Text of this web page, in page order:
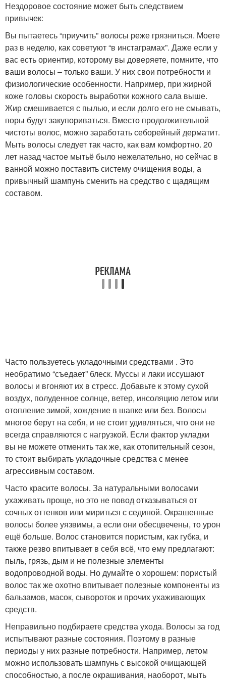
Нездоровое состояние может быть следствием
привычек:
Вы пытаетесь “приучить” волосы реже грязниться. Моете
раз в неделю, как советуют “в инстаграмах”. Даже если у
вас есть ориентир, которому вы доверяете, помните, что
ваши волосы – только ваши. У них свои потребности и
физиологические особенности. Например, при жирной
коже головы скорость выработки кожного сала выше.
Жир смешивается с пылью, и если долго его не смывать,
поры будут закупориваться. Вместо продолжительной
чистоты волос, можно заработать себорейный дерматит.
Мыть волосы следует так часто, как вам комфортно. 20
лет назад частое мытьё было нежелательно, но сейчас в
ванной можно поставить систему очищения воды, а
привычный шампунь сменить на средство с щадящим
составом.
Часто пользуетесь укладочными средствами . Это
необратимо “съедает” блеск. Муссы и лаки иссушают
волосы и вгоняют их в стресс. Добавьте к этому сухой
воздух, полуденное солнце, ветер, инсоляцию летом или
отопление зимой, хождение в шапке или без. Волосы
многое берут на себя, и не стоит удивляться, что они не
всегда справляются с нагрузкой. Если фактор укладки
вы не можете отменить так же, как отопительный сезон,
то стоит выбирать укладочные средства с менее
агрессивным составом.
Часто красите волосы. За натуральными волосами
ухаживать проще, но это не повод отказываться от
сочных оттенков или мириться с сединой. Окрашенные
волосы более уязвимы, а если они обесцвечены, то урон
ещё больше. Волос становится пористым, как губка, и
также резво впитывает в себя всё, что ему предлагают:
пыль, грязь, дым и не полезные элементы
водопроводной воды. Но думайте о хорошем: пористый
волос так же охотно впитывает полезные компоненты из
бальзамов, масок, сывороток и прочих ухаживающих
средств.
Неправильно подбираете средства ухода. Волосы за год
испытывают разные состояния. Поэтому в разные
периоды у них разные потребности. Например, летом
можно использовать шампунь с высокой очищающей
способностью, а после окрашивания, наоборот, мыть